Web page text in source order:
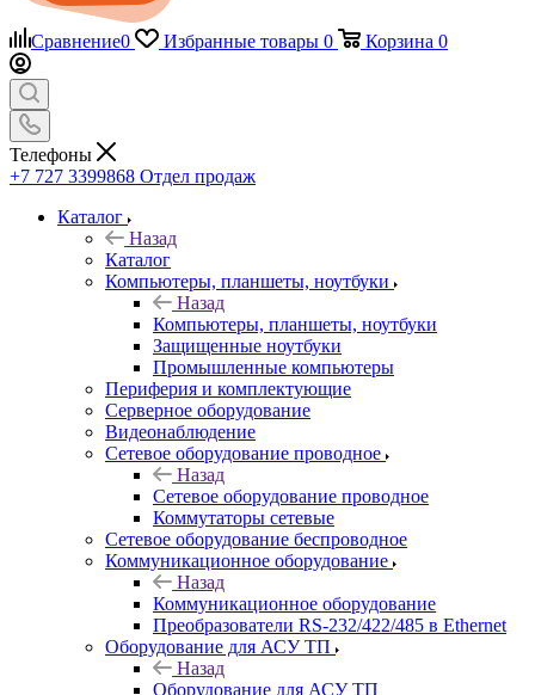
Сравнение0 Избранные товары 0 Корзина 0
Телефоны
+7 727 3399868 Отдел продаж
Каталог
Назад
Каталог
Компьютеры, планшеты, ноутбуки
Назад
Компьютеры, планшеты, ноутбуки
Защищенные ноутбуки
Промышленные компьютеры
Периферия и комплектующие
Серверное оборудование
Видеонаблюдение
Сетевое оборудование проводное
Назад
Сетевое оборудование проводное
Коммутаторы сетевые
Сетевое оборудование беспроводное
Коммуникационное оборудование
Назад
Коммуникационное оборудование
Преобразователи RS-232/422/485 в Ethernet
Оборудование для АСУ ТП
Назад
Оборудование для АСУ ТП